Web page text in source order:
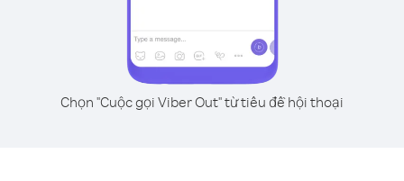
Chọn "Cuộc gọi Viber Out" từ tiêu đề hội thoại